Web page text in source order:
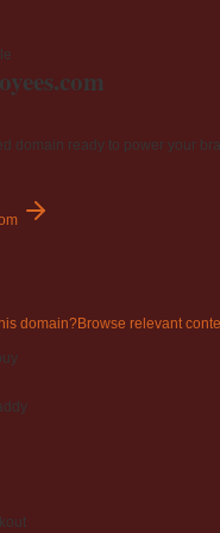
.com
domain ready to power your
domain?Browse relevant